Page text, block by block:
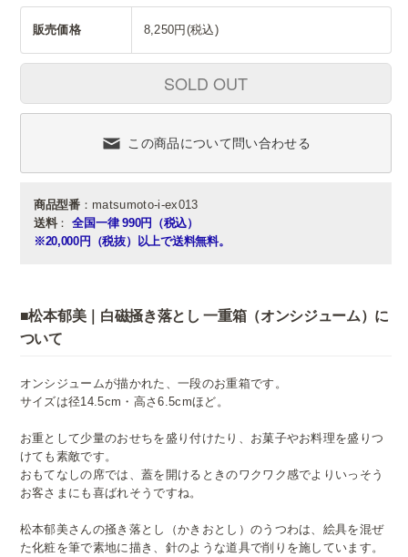
販売価格 8,250円(税込)
SOLD OUT
この商品について問い合わせる
商品型番：matsumoto-i-ex013
送料： 全国一律 990円（税込）
※20,000円（税抜）以上で送料無料。
■松本郁美｜白磁掻き落とし 一重箱（オンシジューム）に
ついて
オンシジュームが描かれた、一段のお重箱です。
サイズは径14.5cm・高さ6.5cmほど。
お重として少量のおせちを盛り付けたり、お菓子やお料理を盛りつ
けても素敵です。
おもてなしの席では、蓋を開けるときのワクワク感でよりいっそう
お客さまにも喜ばれそうですね。
松本郁美さんの掻き落とし（かきおとし）のうつわは、絵具を混ぜ
た化粧を筆で素地に描き、針のような道具で削りを施しています。